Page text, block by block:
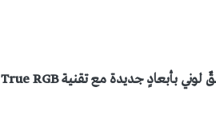
لوني بأبعادٍ جديدة مع تقنيةTrue RGB